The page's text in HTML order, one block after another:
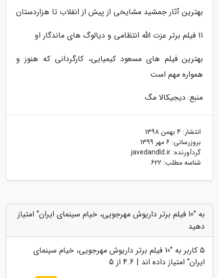
بهترین آثار جمشید مشایخی از پیش از انقلاب تا هزاردستان
11 فیلم برتر عزت الله انتظامی و دیالوگ های ماندگار او
بهترین فیلم های مسعود کیمیایی، کارگردانی که هنوز و
همواره مهم است
منبع: دیجیکالا مگ
انتشار: 4 بهمن 1398
بروزرسانی: 6 مهر 1399
گردآورنده: javedandld.ir
شناسه مطلب: 622
به "10 فیلم برتر داریوش مهرجویی، خیام سینمای ایران" امتیاز
دهید
5 کاربر به "
10 فیلم برتر داریوش مهرجویی، خیام سینمای
ایران" امتیاز داده اند | 4.6 از 5